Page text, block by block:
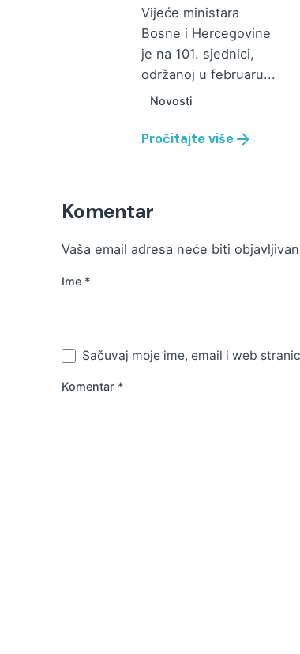
Vijeće ministara
Bosne i Hercegovine
je na 101. sjednici,
održanoj u februaru...
Novosti
Pročitajte više
Komentar
Vaša email adresa neće biti
Ime *
Sačuvaj moje ime, email i web
Komentar *